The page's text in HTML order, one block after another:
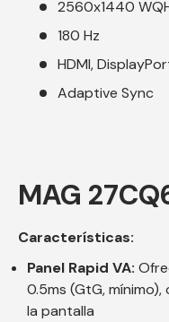
2560x1440
180 Hz
HDMI,
Adaptive Sync
MAG
Características:
Panel Rapid VA:
0.5ms (GtG,
la pantalla